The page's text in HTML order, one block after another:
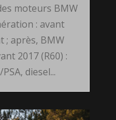
moteurs BMW
: avant
; après, BMW
2017 (R60) :
diesel...